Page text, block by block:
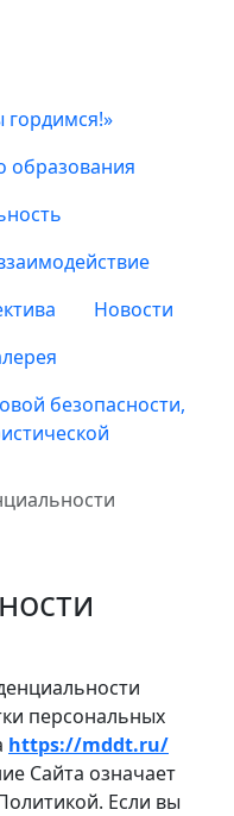
образования
Новости
безопасности,
персональных
https://mddt.ru/
Сайта означает
Если вы